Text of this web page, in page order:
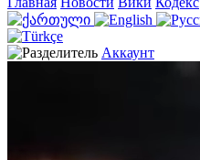
Аккаунт